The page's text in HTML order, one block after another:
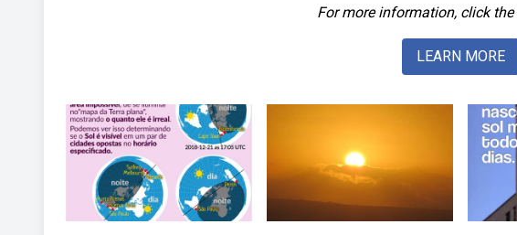
For more information, click
LEARN MORE